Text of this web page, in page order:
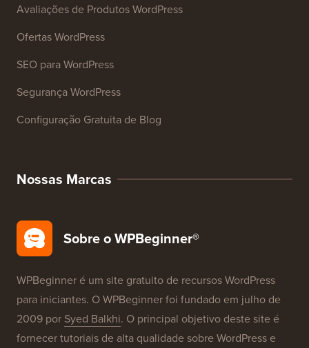
Avaliações de Produtos WordPress
Ofertas WordPress
SEO para WordPress
Segurança WordPress
Configuração Gratuita de Blog
Nossas Marcas
Sobre o WPBeginner®
WPBeginner é um site gratuito de recursos WordPress
para iniciantes. O WPBeginner foi fundado em julho de
2009 por Syed Balkhi. O principal objetivo deste site é
fornecer tutoriais de alta qualidade sobre WordPress e